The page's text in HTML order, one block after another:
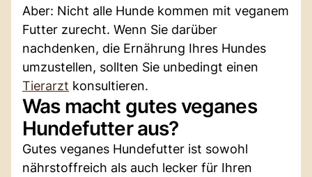
Aber: Nicht alle Hunde kommen mit veganem
Futter zurecht. Wenn Sie darüber
nachdenken, die Ernährung Ihres Hundes
umzustellen, sollten Sie unbedingt einen
Tierarzt konsultieren.
Was macht gutes veganes
Hundefutter aus?
Gutes veganes Hundefutter ist sowohl
nährstoffreich als auch lecker für Ihren